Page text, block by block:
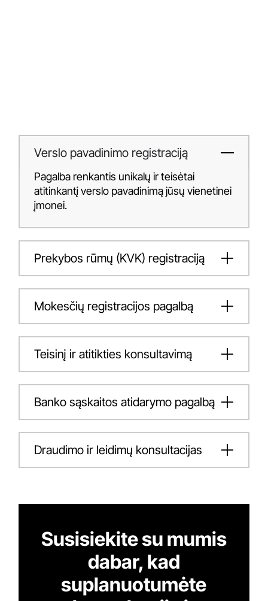
Verslo pavadinimo registraciją
Pagalba renkantis unikalų ir teisėtai
atitinkantį verslo pavadinimą jūsų vienetinei
įmonei.
Prekybos rūmų (KVK) registraciją
Mokesčių registracijos pagalbą
Teisinį ir atitikties konsultavimą
Banko sąskaitos atidarymo pagalbą
Draudimo ir leidimų konsultacijas
Susisiekite su mumis
dabar, kad
suplanuotumėte